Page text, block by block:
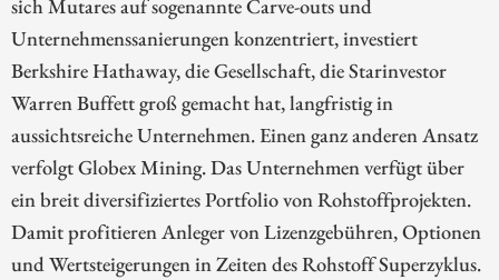
Unternehmenssanierungen konzentriert, investiert
Berkshire Hathaway, die Gesellschaft, die Starinvestor
Warren Buffett groß gemacht hat, langfristig in
aussichtsreiche Unternehmen. Einen ganz anderen Ansatz
verfolgt Globex Mining. Das Unternehmen verfügt über
ein breit diversifiziertes Portfolio von Rohstoffprojekten.
Damit profitieren Anleger von Lizenzgebühren, Optionen
und Wertsteigerungen in Zeiten des Rohstoff Superzyklus.